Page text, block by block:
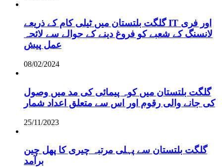
گلگت بلتستان میں ٹیلی کام کے ذریعے IT اور فری
لانسنگ کے شعبے کو فروغ دینے کے حوالے سے لائحہ
عمل پیش
08/02/2024
گلگت بلتستان میں کوہ پیمائی کی مد میں وصول
کی جانے والی رقوم اور اس سے متعلق اعداد شمار
25/11/2023
گلگت بلتستان سے پہلی مرتبہ چیری کا پھل چین
برآمد